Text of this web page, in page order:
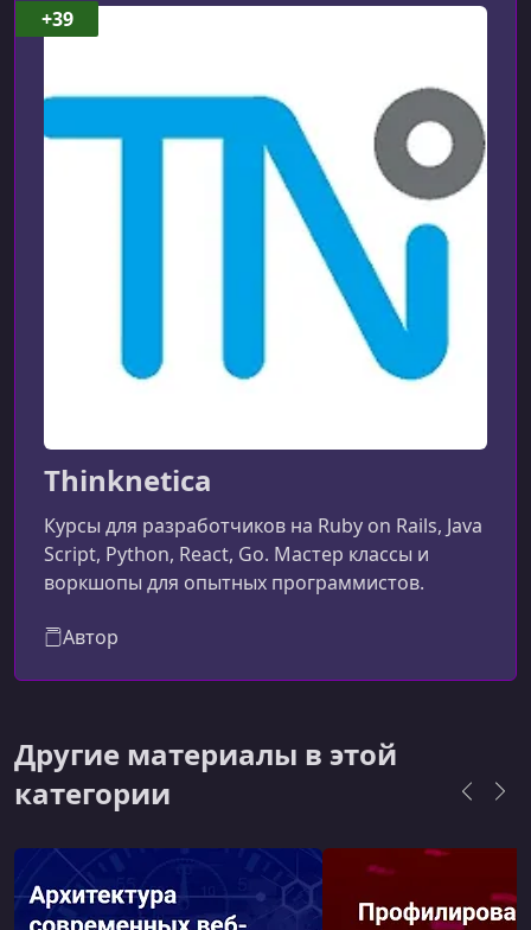
Thinknetica
Курсы для разработчиков на Ruby on Rails, Java
Script, Python, React, Go. Мастер классы и
воркшопы для опытных программистов.
Автор
+39
Другие материалы в этой
категории